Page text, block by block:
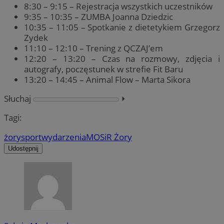
8:30 – 9:15 – Rejestracja wszystkich uczestników
9:35 – 10:35 – ZUMBA Joanna Dziedzic
10:35 – 11:05 – Spotkanie z dietetykiem Grzegorz
Zydek
11:10 – 12:10 – Trening z QCZAJ’em
12:20 – 13:20 – Czas na rozmowy, zdjęcia i
autografy, poczęstunek w strefie Fit Baru
13:20 – 14:45 – Animal Flow – Marta Sikora
Słuchaj
⏵︎
Tagi:
żorysportwydarzeniaMOSiR Żory
Udostępnij